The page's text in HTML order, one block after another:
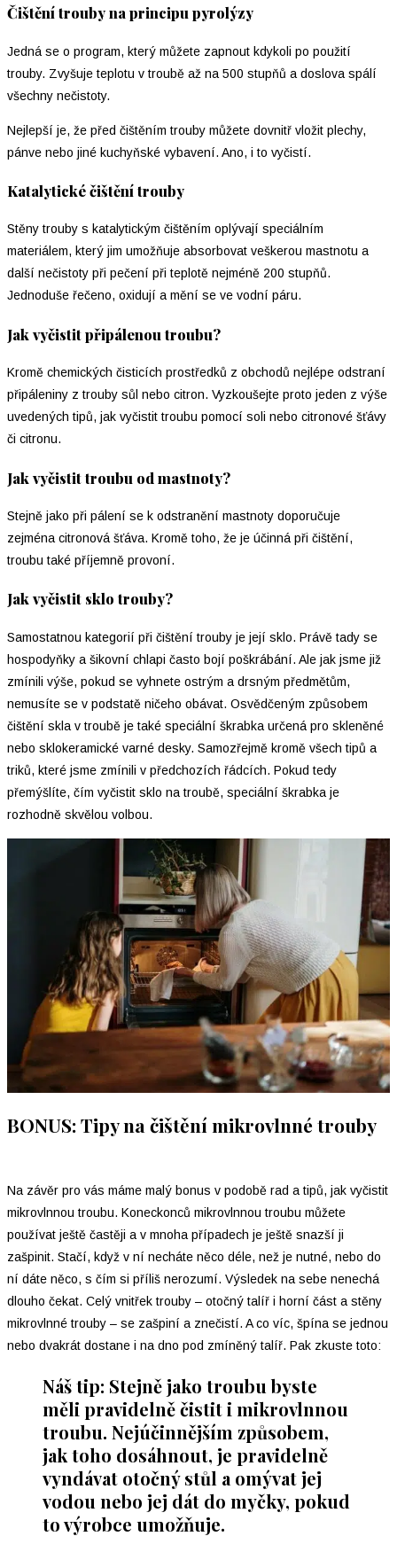
Čištění trouby na principu pyrolýzy
Jedná se o program, který můžete zapnout kdykoli po použití
trouby. Zvyšuje teplotu v troubě až na 500 stupňů a doslova spálí
všechny nečistoty.
Nejlepší je, že před čištěním trouby můžete dovnitř vložit plechy,
pánve nebo jiné kuchyňské vybavení. Ano, i to vyčistí.
Katalytické čištění trouby
Stěny trouby s katalytickým čištěním oplývají speciálním
materiálem, který jim umožňuje absorbovat veškerou mastnotu a
další nečistoty při pečení při teplotě nejméně 200 stupňů.
Jednoduše řečeno, oxidují a mění se ve vodní páru.
Jak vyčistit připálenou troubu?
Kromě chemických čisticích prostředků z obchodů nejlépe odstraní
připáleniny z trouby sůl nebo citron. Vyzkoušejte proto jeden z výše
uvedených tipů, jak vyčistit troubu pomocí soli nebo citronové šťávy
či citronu.
Jak vyčistit troubu od mastnoty?
Stejně jako při pálení se k odstranění mastnoty doporučuje
zejména citronová šťáva. Kromě toho, že je účinná při čištění,
troubu také příjemně provoní.
Jak vyčistit sklo trouby?
Samostatnou kategorií při čištění trouby je její sklo. Právě tady se
hospodyňky a šikovní chlapi často bojí poškrábání. Ale jak jsme již
zmínili výše, pokud se vyhnete ostrým a drsným předmětům,
nemusíte se v podstatě ničeho obávat. Osvědčeným způsobem
čištění skla v troubě je také speciální škrabka určená pro skleněné
nebo sklokeramické varné desky. Samozřejmě kromě všech tipů a
triků, které jsme zmínili v předchozích řádcích. Pokud tedy
přemýšlíte, čím vyčistit sklo na troubě, speciální škrabka je
rozhodně skvělou volbou.
BONUS: Tipy na čištění mikrovlnné trouby
Na závěr pro vás máme malý bonus v podobě rad a tipů, jak vyčistit
mikrovlnnou troubu. Koneckonců mikrovlnnou troubu můžete
používat ještě častěji a v mnoha případech je ještě snazší ji
zašpinit. Stačí, když v ní necháte něco déle, než je nutné, nebo do
ní dáte něco, s čím si příliš nerozumí. Výsledek na sebe nenechá
dlouho čekat. Celý vnitřek trouby –⁠ otočný talíř i horní část a stěny
mikrovlnné trouby –⁠ se zašpiní a znečistí. A co víc, špína se jednou
nebo dvakrát dostane i na dno pod zmíněný talíř. Pak zkuste toto:
Náš tip: Stejně jako troubu byste
měli pravidelně čistit i mikrovlnnou
troubu. Nejúčinnějším způsobem,
jak toho dosáhnout, je pravidelně
vyndávat otočný stůl a omývat jej
vodou nebo jej dát do myčky, pokud
to výrobce umožňuje.